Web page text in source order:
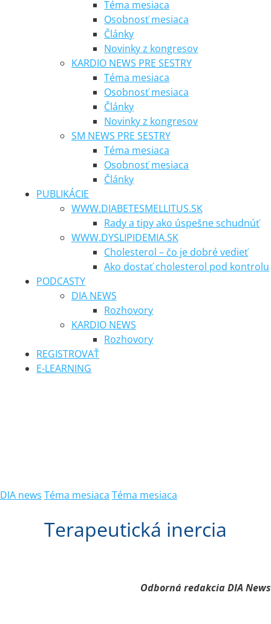
Téma mesiaca
Osobnosť mesiaca
Články
Novinky z kongresov
KARDIO NEWS PRE SESTRY
Téma mesiaca
Osobnosť mesiaca
Články
Novinky z kongresov
SM NEWS PRE SESTRY
Téma mesiaca
Osobnosť mesiaca
Články
PUBLIKÁCIE
WWW.DIABETESMELLITUS.SK
Rady a tipy ako úspešne schudnúť
WWW.DYSLIPIDEMIA.SK
Cholesterol – čo je dobré vedieť
Ako dostať cholesterol pod kontrolu
PODCASTY
DIA NEWS
Rozhovory
KARDIO NEWS
Rozhovory
REGISTROVAŤ
E-LEARNING
DIA news Téma mesiaca Téma mesiaca
Terapeutická inercia
Odborná redakcia DIA News